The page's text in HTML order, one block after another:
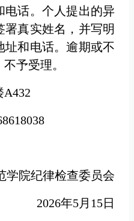
电话。个人提出的异
真实姓名，并写明
址和电话。逾期或不
予受理。
学院纪律检查委员会
2026年5月15日